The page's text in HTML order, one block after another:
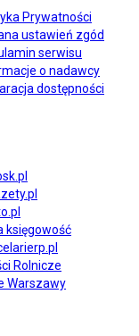
Prywatności
ustawień zgód
serwisu
o nadawcy
dostępności
księgowość
Rolnicze
Warszawy